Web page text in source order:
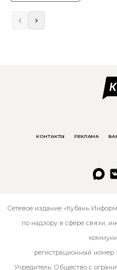
КОНТАКТЫ РЕКЛАМА
Сетевое издание «Кубань
по надзору в сфере связи,
регистрационный
Учредитель: Общество с